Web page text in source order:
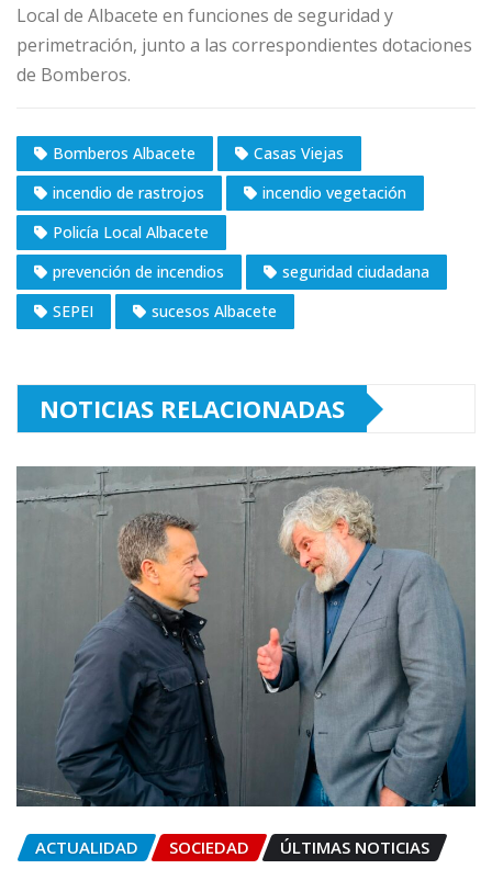
Local de Albacete en funciones de seguridad y
perimetración, junto a las correspondientes dotaciones
de Bomberos.
Bomberos Albacete
Casas Viejas
incendio de rastrojos
incendio vegetación
Policía Local Albacete
prevención de incendios
seguridad ciudadana
SEPEI
sucesos Albacete
NOTICIAS RELACIONADAS
ACTUALIDAD SOCIEDAD ÚLTIMAS NOTICIAS